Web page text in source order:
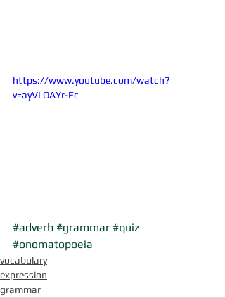
https://www.youtube.com/watch?
v=ayVLQAYr-Ec
#adverb #grammar #quiz
#onomatopoeia
vocabulary
expression
grammar